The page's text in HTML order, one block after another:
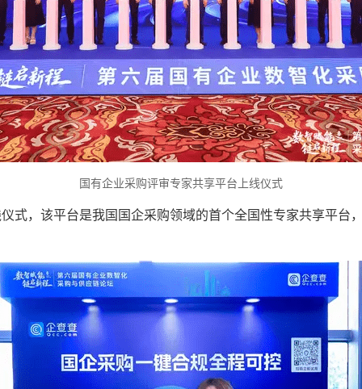
国有企业采购评审专家共享平台上线仪式
式，该平台是我国国企采购领域的首个全国性专家共享平台